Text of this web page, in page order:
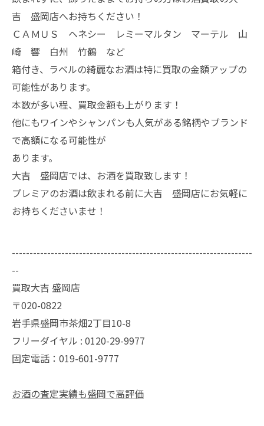
吉 盛岡店へお持ちください！
ＣＡＭＵＳ ヘネシー レミーマルタン マーテル 山
崎 響 白州 竹鶴 など
箱付き、ラベルの綺麗なお酒は特に買取の金額アップの
可能性があります。
本数が多い程、買取金額も上がります！
他にもワインやシャンパンも人気がある銘柄やブランド
で高額になる可能性が
あります。
大吉 盛岡店では、お酒を買取致します！
プレミアのお酒は飲まれる前に大吉 盛岡店にお気軽に
お持ちくださいませ！
--------------------------------------------------------------------
--
買取大吉 盛岡店
〒020-0822
岩手県盛岡市茶畑2丁目10-8
フリーダイヤル : 0120-29-9977
固定電話：019-601-9777
お酒の査定実績も盛岡で高評価